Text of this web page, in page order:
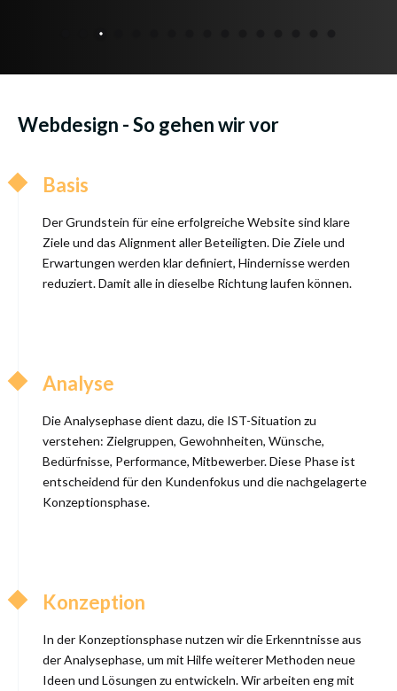
Webdesign - So gehen wir vor
Basis
Der Grundstein für eine erfolgreiche Website sind klare
Ziele und das Alignment aller Beteiligten. Die Ziele und
Erwartungen werden klar definiert, Hindernisse werden
reduziert. Damit alle in dieselbe Richtung laufen können.
Analyse
Die Analysephase dient dazu, die IST-Situation zu
verstehen: Zielgruppen, Gewohnheiten, Wünsche,
Bedürfnisse, Performance, Mitbewerber. Diese Phase ist
entscheidend für den Kundenfokus und die nachgelagerte
Konzeptionsphase.
Konzeption
In der Konzeptionsphase nutzen wir die Erkenntnisse aus
der Analysephase, um mit Hilfe weiterer Methoden neue
Ideen und Lösungen zu entwickeln. Wir arbeiten eng mit